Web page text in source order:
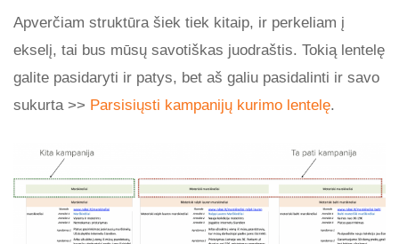
Apverčiam struktūra šiek tiek kitaip, ir perkeliam į
ekselį, tai bus mūsų savotiškas juodraštis. Tokią lentelę
galite pasidaryti ir patys, bet aš galiu pasidalinti ir savo
sukurta >> Parsisiųsti kampanijų kurimo lentelę.